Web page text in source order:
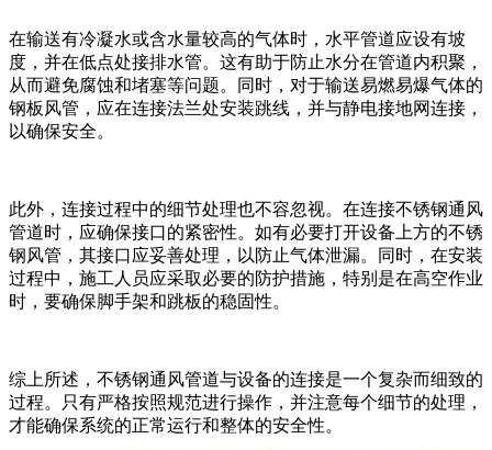
在输送有冷凝水或含水量较高的气体时，水平管道应设有坡
度，并在低点处接排水管。这有助于防止水分在管道内积聚，
从而避免腐蚀和堵塞等问题。同时，对于输送易燃易爆气体的
钢板风管，应在连接法兰处安装跳线，并与静电接地网连接，
以确保安全。
此外，连接过程中的细节处理也不容忽视。在连接不锈钢通风
管道时，应确保接口的紧密性。如有必要打开设备上方的不锈
钢风管，其接口应妥善处理，以防止气体泄漏。同时，在安装
过程中，施工人员应采取必要的防护措施，特别是在高空作业
时，要确保脚手架和跳板的稳固性。
综上所述，不锈钢通风管道与设备的连接是一个复杂而细致的
过程。只有严格按照规范进行操作，并注意每个细节的处理，
才能确保系统的正常运行和整体的安全性。